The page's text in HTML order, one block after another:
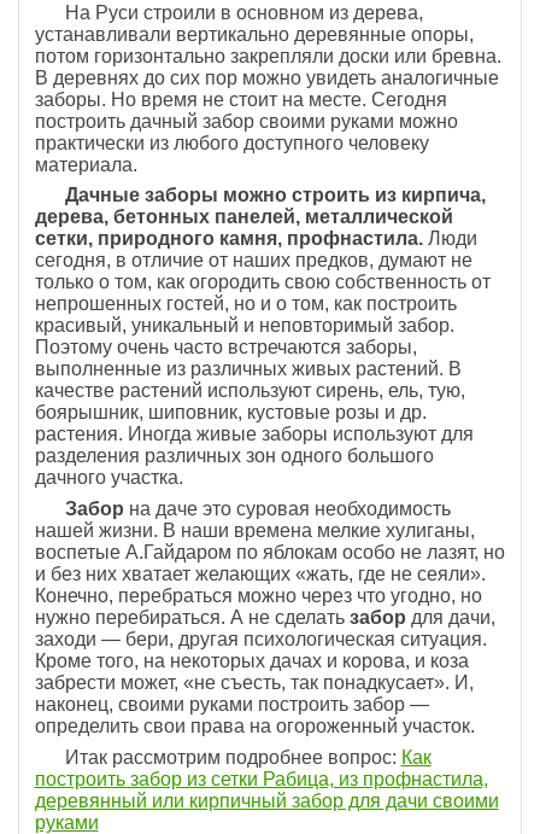
На Руси строили в основном из дерева,
устанавливали вертикально деревянные опоры,
потом горизонтально закрепляли доски или бревна.
В деревнях до сих пор можно увидеть аналогичные
заборы. Но время не стоит на месте. Сегодня
построить дачный забор своими руками можно
практически из любого доступного человеку
материала.
Дачные заборы можно строить из кирпича,
дерева, бетонных панелей, металлической
сетки, природного камня, профнастила. Люди
сегодня, в отличие от наших предков, думают не
только о том, как огородить свою собственность от
непрошенных гостей, но и о том, как построить
красивый, уникальный и неповторимый забор.
Поэтому очень часто встречаются заборы,
выполненные из различных живых растений. В
качестве растений используют сирень, ель, тую,
боярышник, шиповник, кустовые розы и др.
растения. Иногда живые заборы используют для
разделения различных зон одного большого
дачного участка.
Забор на даче это суровая необходимость
нашей жизни. В наши времена мелкие хулиганы,
воспетые А.Гайдаром по яблокам особо не лазят, но
и без них хватает желающих «жать, где не сеяли».
Конечно, перебраться можно через что угодно, но
нужно перебираться. А не сделатьзабор для дачи,
заходи — бери, другая психологическая ситуация.
Кроме того, на некоторых дачах и корова, и коза
забрести может, «не съесть, так понадкусает». И,
наконец, своими руками построить забор —
определить свои права на огороженный участок.
Итак рассмотрим подробнее вопрос: Как
построить забор из сетки Рабица, из профнастила,
деревянный или кирпичный забор для дачи своими
руками